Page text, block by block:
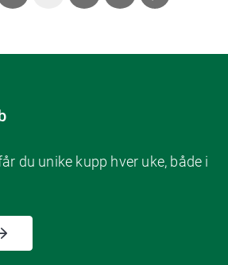
du unike kupp hver uke, både i